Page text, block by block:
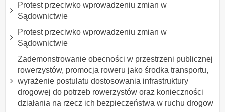
Protest przeciwko wprowadzeniu zmian w
Sądownictwie
Protest przeciwko wprowadzeniu zmian w
Sądownictwie
Zademonstrowanie obecności w przestrzeni publicznej
rowerzystów, promocja roweru jako środka transportu,
wyrażenie postulatu dostosowania infrastruktury
drogowej do potrzeb rowerzystów oraz konieczności
działania na rzecz ich bezpieczeństwa w ruchu drogow